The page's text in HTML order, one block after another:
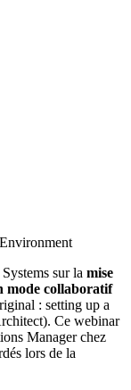
sur la mise
mode collaboratif
: setting up a
Ce webinar
Manager chez
lors de la